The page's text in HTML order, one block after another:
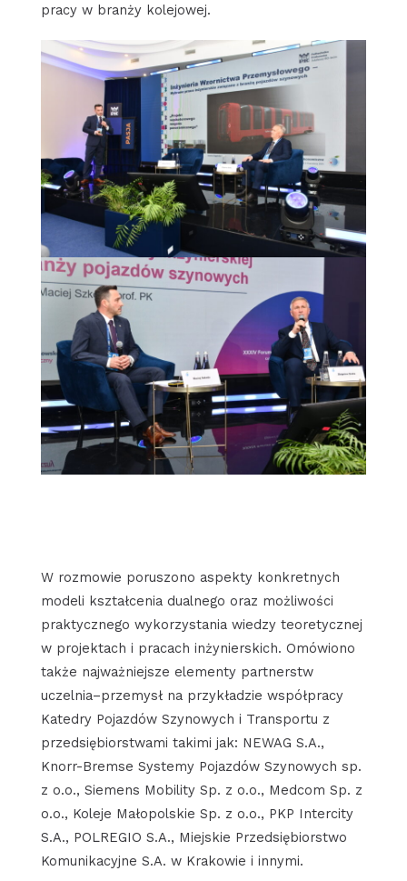
pracy w branży kolejowej.
W rozmowie poruszono aspekty konkretnych
modeli kształcenia dualnego oraz możliwości
praktycznego wykorzystania wiedzy teoretycznej
w projektach i pracach inżynierskich. Omówiono
także najważniejsze elementy partnerstw
uczelnia–przemysł na przykładzie współpracy
Katedry Pojazdów Szynowych i Transportu z
przedsiębiorstwami takimi jak: NEWAG S.A.,
Knorr-Bremse Systemy Pojazdów Szynowych sp.
z o.o., Siemens Mobility Sp. z o.o., Medcom Sp. z
o.o., Koleje Małopolskie Sp. z o.o., PKP Intercity
S.A., POLREGIO S.A., Miejskie Przedsiębiorstwo
Komunikacyjne S.A. w Krakowie i innymi.